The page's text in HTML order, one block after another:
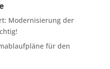
Modernisierung der
für den